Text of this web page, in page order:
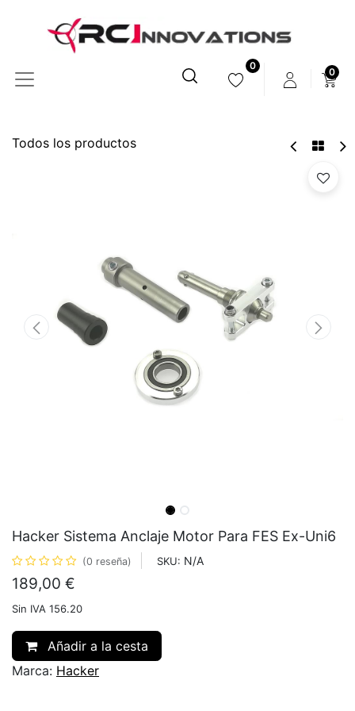
0
0
Todos los productos
Hacker Sistema Anclaje Motor Para FES Ex-Uni6
(0 reseña) SKU: N/A
189,00 €
Sin IVA 156.20
Añadir a la cesta
Marca: Hacker